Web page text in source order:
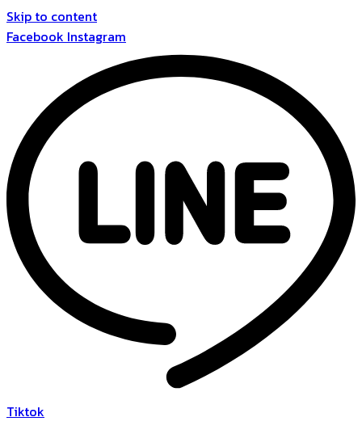
Skip to content
Facebook Instagram
Tiktok